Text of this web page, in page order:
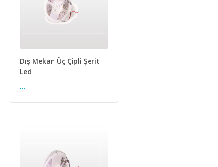
Dış Mekan Üç Çipli Şerit
Led
...